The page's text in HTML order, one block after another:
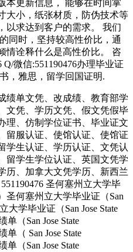
本更新信息， 能够在时间掌
大小，纸张材质，防伪技术等
以求达到客户的需求。 我们
同时，坚持较高性价比，通
情诠释什么是高性价比。 咨
Q/微信:551190476办理毕业证
，雅思，留学回国证明.
绩单文凭、改成绩、教育部学
文凭、学历文凭、假文凭假毕
理、仿制学位证书、毕业证文
留服认证、使馆认证、使馆证
学生认证、学历认证、文凭认
留学生学位认证、英国文凭学
历、加拿大文凭学历、新西兰
圣何塞州立大学毕
圣何塞州立大学毕业证（San
大学毕业证（San Jose State
（San Jose State
（ San Jose State
（San Jose State